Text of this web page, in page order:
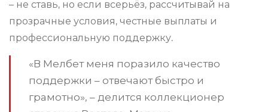
– не ставь, но если всерьёз, рассчитывай на
прозрачные условия, честные выплаты и
профессиональную поддержку.
«В Мелбет меня поразило качество
поддержки – отвечают быстро и
грамотно», – делится коллекционер